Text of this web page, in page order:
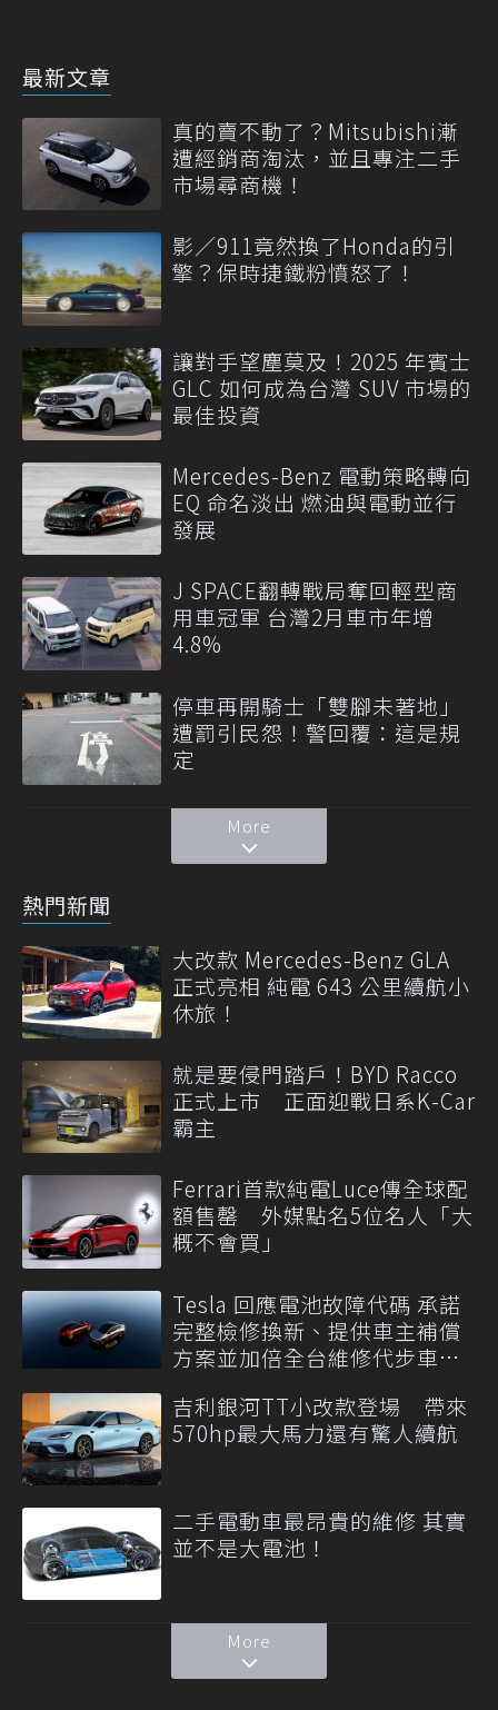
最新文章
真的賣不動了？Mitsubishi漸
遭經銷商淘汰，並且專注二手
市場尋商機！
影／911竟然換了Honda的引
擎？保時捷鐵粉憤怒了！
讓對手望塵莫及！2025 年賓士
GLC 如何成為台灣 SUV 市場的
最佳投資
Mercedes-Benz 電動策略轉向
EQ 命名淡出 燃油與電動並行
發展
J SPACE翻轉戰局奪回輕型商
用車冠軍 台灣2月車市年增
4.8%
停車再開騎士「雙腳未著地」
遭罰引民怨！警回覆：這是規
定
More
熱門新聞
大改款 Mercedes-Benz GLA
正式亮相 純電 643 公里續航小
休旅！
就是要侵門踏戶！BYD Racco
正式上市 正面迎戰日系K-Car
霸主
Ferrari首款純電Luce傳全球配
額售罄 外媒點名5位名人「大
概不會買」
Tesla 回應電池故障代碼 承諾
完整檢修換新、提供車主補償
方案並加倍全台維修代步車數
吉利銀河TT小改款登場 帶來
570hp最大馬力還有驚人續航
二手電動車最昂貴的維修 其實
並不是大電池！
More